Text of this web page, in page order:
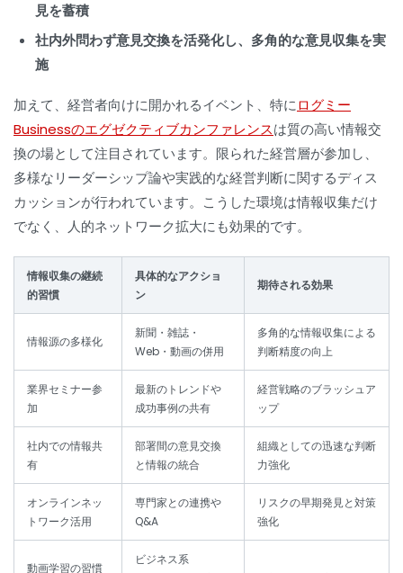
見を蓄積
社内外問わず意見交換を活発化し、多角的な意見収集を実
施
加えて、経営者向けに開かれるイベント、特にログミー
Businessのエグゼクティブカンファレンスは質の高い情報交
換の場として注目されています。限られた経営層が参加し、
多様なリーダーシップ論や実践的な経営判断に関するディス
カッションが行われています。こうした環境は情報収集だけ
でなく、人的ネットワーク拡大にも効果的です。
情報収集の継続
的習慣
具体的なアクショ
ン
期待される効果
情報源の多様化
新聞・雑誌・
Web・動画の併用
多角的な情報収集による
判断精度の向上
業界セミナー参
加
最新のトレンドや
成功事例の共有
経営戦略のブラッシュア
ップ
社内での情報共
有
部署間の意見交換
と情報の統合
組織としての迅速な判断
力強化
オンラインネッ
トワーク活用
専門家との連携や
Q&A
リスクの早期発見と対策
強化
動画学習の習慣
ビジネス系